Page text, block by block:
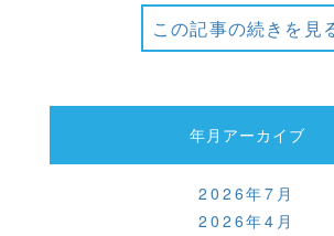
この記事の続きを見
年月アーカイブ
2026年7月
2026年4月